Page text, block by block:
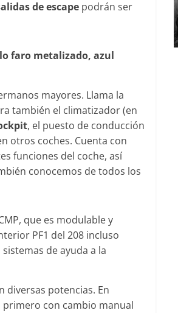
de escape podrán ser
faro metalizado, azul
mayores. Llama la
también el climatizador (en
, el puesto de conducción
otros coches. Cuenta con
funciones del coche, así
conocemos de todos los
que es modulable y
PF1 del 208 incluso
de ayuda a la
diversas potencias. En
primero con cambio manual
Seguridad
Mercedes-Benz ESF 05: 50
años de seguridad